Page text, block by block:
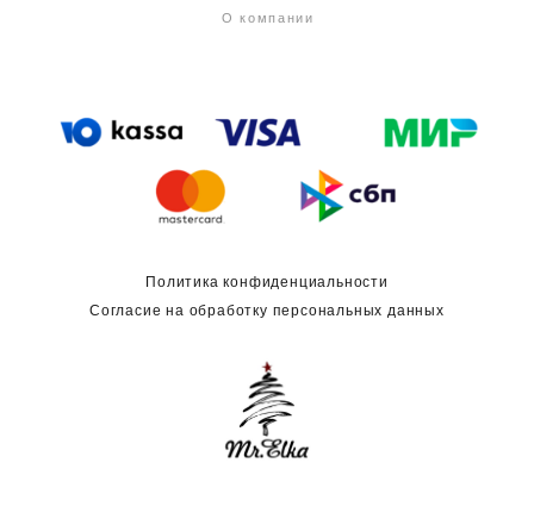
О компании
Политика конфиденциальности
Согласие на обработку персональных данных